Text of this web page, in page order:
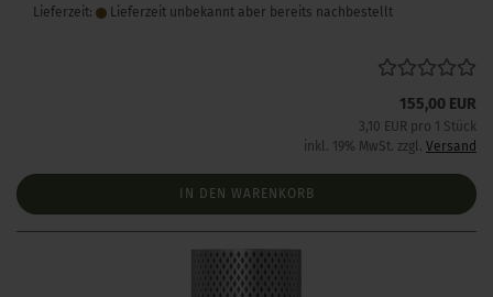
Lieferzeit: Lieferzeit unbekannt aber bereits nachbestellt
155,00 EUR
3,10 EUR pro 1 Stück
inkl. 19% MwSt. zzgl. Versand
IN DEN WARENKORB